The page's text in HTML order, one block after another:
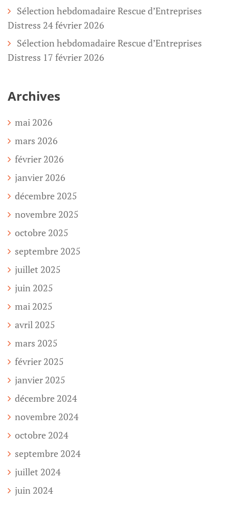
Sélection hebdomadaire Rescue d’Entreprises
Distress 24 février 2026
Sélection hebdomadaire Rescue d’Entreprises
Distress 17 février 2026
Archives
mai 2026
mars 2026
février 2026
janvier 2026
décembre 2025
novembre 2025
octobre 2025
septembre 2025
juillet 2025
juin 2025
mai 2025
avril 2025
mars 2025
février 2025
janvier 2025
décembre 2024
novembre 2024
octobre 2024
septembre 2024
juillet 2024
juin 2024